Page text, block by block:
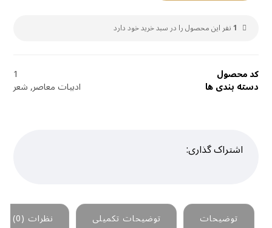
1نفر این محصول را در سبد خرید خود دارد
کد محصول 1
دسته بندی ها ادبیات معاصر,شعر
توضیحات توضیحات تکمیلی نظرات (0)